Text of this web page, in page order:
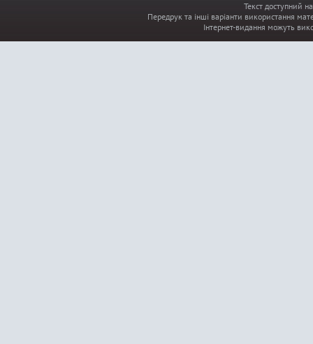
Текст доступний
Передрук та інші варіанти використання
Інтернет-видання можуть